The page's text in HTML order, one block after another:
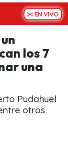
EN VIVO
los 7
una
Pudahuel
otros